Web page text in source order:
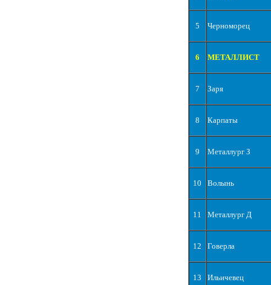
5 Черноморец
6 МЕТАЛЛИСТ
7 Заря
8 Карпаты
9 Металлург З
10 Волынь
11 Металлург Д
12 Говерла
13 Ильичевец